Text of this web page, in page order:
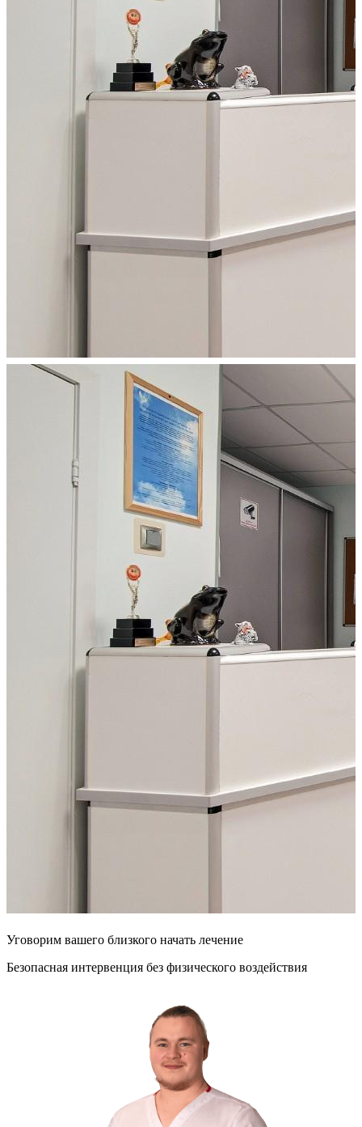
Уговорим вашего близкого начать лечение
Безопасная интервенция без физического воздействия